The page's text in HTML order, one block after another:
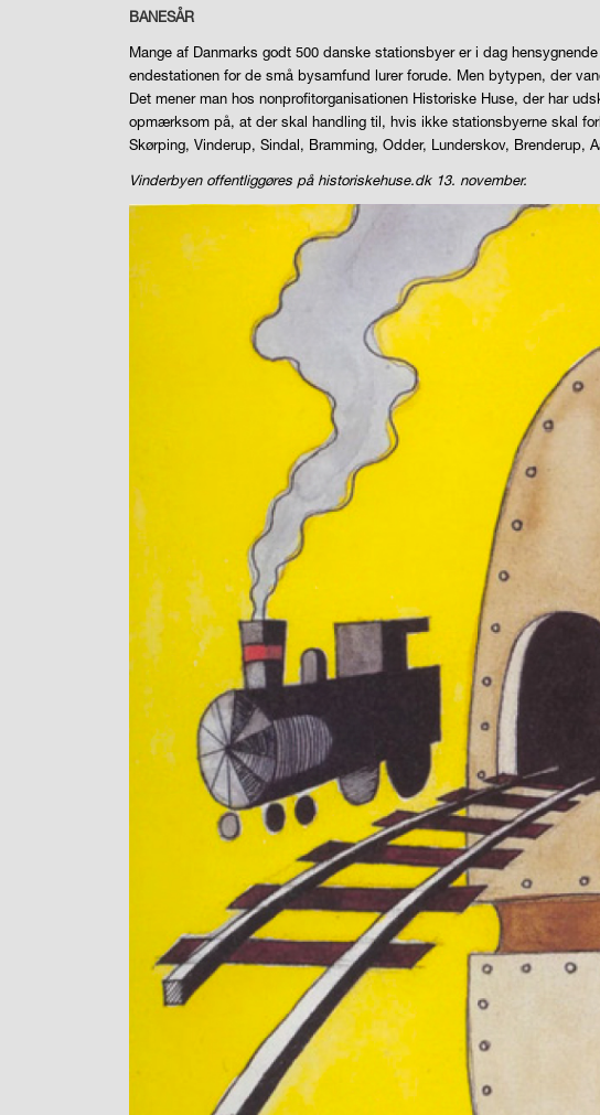
BANESÅR
Mange af Danmarks godt 500 danske stationsbyer er i dag
endestationen for de små bysamfund lurer forude. Men bytypen, der
Det mener man hos nonprofitorganisationen Historiske Huse, der har
opmærksom på, at der skal handling til, hvis ikke stationsbyerne skal
Skørping, Vinderup, Sindal, Bramming, Odder, Lunderskov, Brenderup,
Vinderbyen offentliggøres på historiskehuse.dk 13. november.